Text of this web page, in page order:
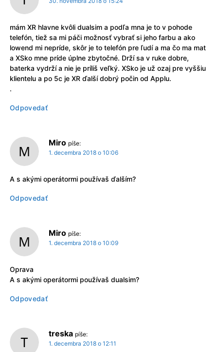
mám XR hlavne kvôli dualsim a podľa mna je to v pohode
telefón, tiež sa mi páči možnosť vybrať si jeho farbu a ako
lowend mi nepríde, skôr je to telefón pre ľudí a ma čo ma mat
a XSko mne príde úplne zbytočné. Drží sa v ruke dobre,
baterka vydrží a nie je príliš veľký. XSko je už ozaj pre vyššiu
klientelu a po 5c je XR ďalší dobrý počin od Applu.
.
Odpovedať
Miro píše:
1. decembra 2018 o 10:06
A s akými operátormi používaš ďalším?
Odpovedať
Miro píše:
1. decembra 2018 o 10:09
Oprava
A s akými operátormi používaš dualsim?
Odpovedať
treska píše:
1. decembra 2018 o 12:11